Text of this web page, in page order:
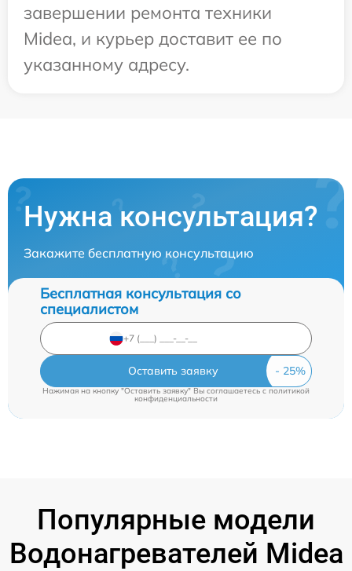
завершении ремонта техники
Midea, и курьер доставит ее по
указанному адресу.
Нужна консультация?
Закажите бесплатную консультацию
Бесплатная консультация со
специалистом
Оставить заявку
Нажимая на кнопку "Оставить заявку" Вы соглашаетесь cполитикой
конфиденциальности
Популярные модели
Водонагревателей Midea